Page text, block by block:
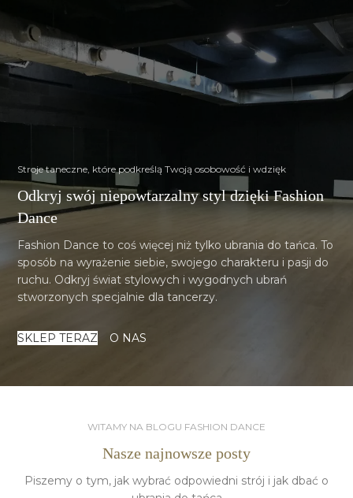
Stroje taneczne, które podkreślą Twoją osobowość i wdzięk
Odkryj swój niepowtarzalny styl dzięki Fashion
Dance
Fashion Dance to coś więcej niż tylko ubrania do tańca. To
sposób na wyrażenie siebie, swojego charakteru i pasji do
ruchu. Odkryj świat stylowych i wygodnych ubrań
stworzonych specjalnie dla tancerzy.
SKLEP TERAZ O NAS
WITAMY NA BLOGU FASHION DANCE
Nasze najnowsze posty
Piszemy o tym, jak wybrać odpowiedni strój i jak dbać o